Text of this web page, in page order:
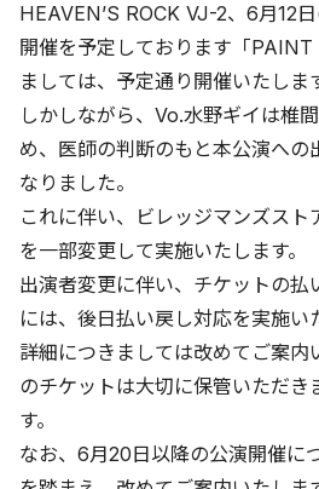
HEAVEN’S ROCK VJ-2、6月12
開催を予定しております「
ましては、予定通り開催いたしま
しかしながら、Vo.水野ギイは椎
め、医師の判断のもと本公演への
なりました。
これに伴い、ビレッジマンズス
を一部変更して実施いたします。
出演者変更に伴い、チケットの払
には、後日払い戻し対応を実施い
詳細につきましては改めてご案内
のチケットは大切に保管いただき
す。
なお、6月20日以降の公演開催に